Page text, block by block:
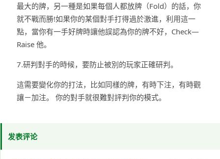
最大的牌，另一種是如果每個人都放牌（Fold）的話，你
就不戰而勝!如果你的某個對手打得過於激進，利用這一
點，當你有一手好牌時讓他誤認為你的牌不好，Check—
Raise 他。
7.研判對手的時候，要防止被別的玩家正確研判。
這需要變化你的打法，比如同樣的牌，有時下注，有時觀
讓－加注。 你的對手就很難對評判你的模式。
发表评论